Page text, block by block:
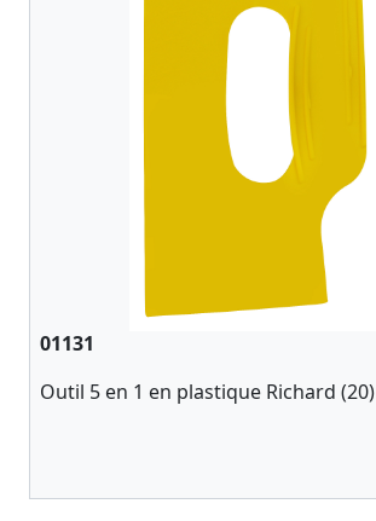
01131
Outil 5 en 1 en plastique Richard (20)